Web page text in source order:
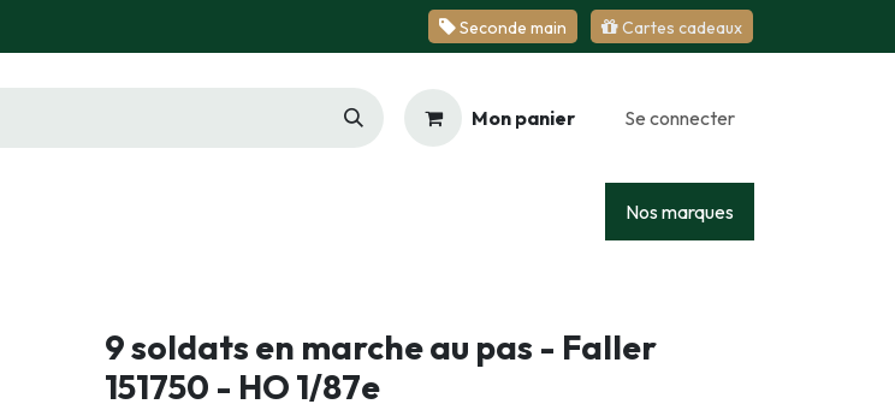
Se​​​​conde ​​​​m​​a​​in Cartes cadeaux
Mon panier Se connecter
Nos marques
9 soldats en marche au pas - Faller
151750 - HO 1/87e